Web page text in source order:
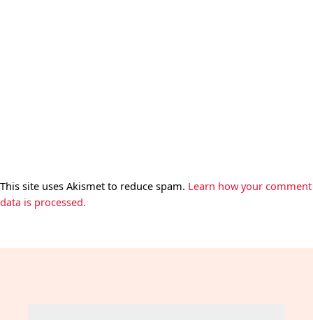
This site uses Akismet to reduce spam. Learn how your comment
data is processed.